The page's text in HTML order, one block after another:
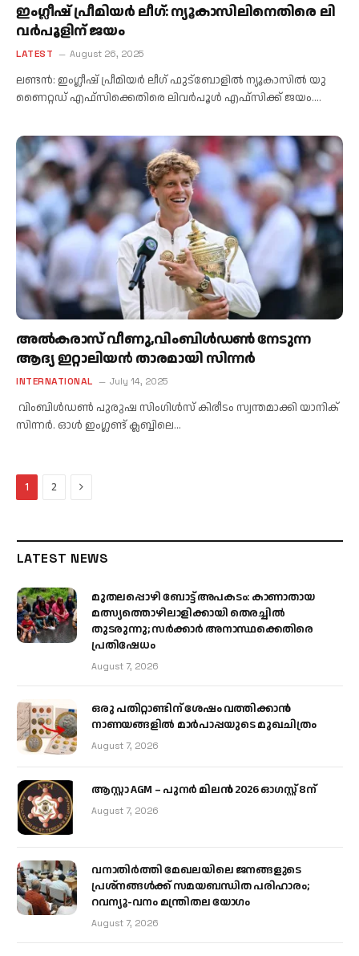
ഇം​ഗ്ലീ​ഷ് പ്രീ​മി​യ​ർ ലീ​ഗ്: ന്യൂ​കാ​സി​ലി​നെ​തി​രെ ലി​
വ​ർ​പൂ​ളി​ന് ജ​യം
LATEST August 26, 2025
ല​ണ്ട​ൻ‌: ഇം​ഗ്ലീ​ഷ് പ്രീ​മി​യ​ർ ലീ​ഗ് ഫു​ട്ബോ​ളി​ൽ ന്യൂ​കാ​സി​ൽ യു​
ണൈ​റ്റ​ഡ് എ​ഫ്സി​ക്കെ​തി​രെ ലി​വ​ർ​പൂ​ൾ എ​ഫ്സി​ക്ക് ജ​യം.…
അൽകരാസ് വീണു,വിംബിൾഡൺ നേടുന്ന
ആദ്യ ഇറ്റാലിയൻ താരമായി സിന്നര്‍
INTERNATIONAL July 14, 2025
വിംബിൾഡൺ പുരുഷ സിംഗിൾസ് കിരീടം സ്വന്തമാക്കി യാനിക്
സിന്നർ. ഓൾ ഇംഗ്ലണ്ട് ക്ലബ്ബിലെ…
1 2 Next
LATEST NEWS
മുതലപ്പൊഴി ബോട്ട് അപകടം: കാണാതായ
മത്സ്യത്തൊഴിലാളിക്കായി തെരച്ചിൽ
തുടരുന്നു; സർക്കാർ അനാസ്ഥക്കെതിരെ
പ്രതിഷേധം
August 7, 2026
ഒരു പതിറ്റാണ്ടിന് ശേഷം വത്തിക്കാൻ
നാണയങ്ങളിൽ മാർപാപ്പയുടെ മുഖചിത്രം
August 7, 2026
ആസ്റ്റാ AGM – പുനർ മിലൻ 2026 ഓഗസ്റ്റ് 8ന്
August 7, 2026
വനാതിർത്തി മേഖലയിലെ ജനങ്ങളുടെ
പ്രശ്നങ്ങൾക്ക് സമയബന്ധിത പരിഹാരം;
റവന്യൂ-വനം മന്ത്രിതല യോഗം
August 7, 2026